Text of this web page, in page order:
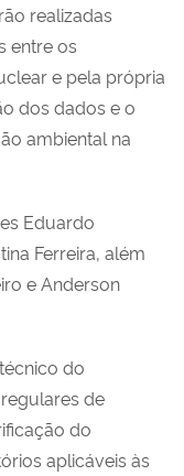
realizadas
entre os
e pela própria
dos dados e o
ambiental na
Eduardo
Ferreira, além
e Anderson
do
de
do
aplicáveis às